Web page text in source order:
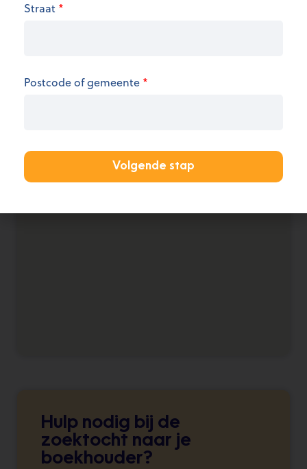
Hulp nodig bij de
zoektocht naar je
boekhouder?
We hebben op dit moment geen informatie over
Straat *
Postcode of gemeente *
Volgende stap